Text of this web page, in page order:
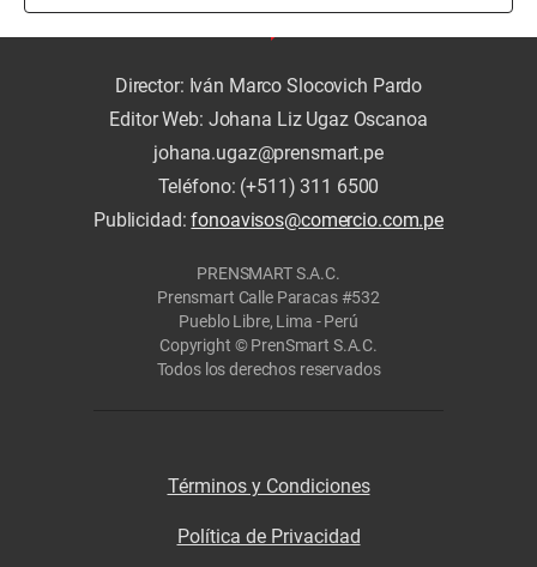
Director: Iván Marco Slocovich Pardo
Editor Web: Johana Liz Ugaz Oscanoa
johana.ugaz@prensmart.pe
Teléfono: (+511) 311 6500
Publicidad:fonoavisos@comercio.com.pe
PRENSMART S.A.C.
Prensmart Calle Paracas #532
Pueblo Libre, Lima - Perú
Copyright © PrenSmart S.A.C.
Todos los derechos reservados
Términos y Condiciones
Política de Privacidad